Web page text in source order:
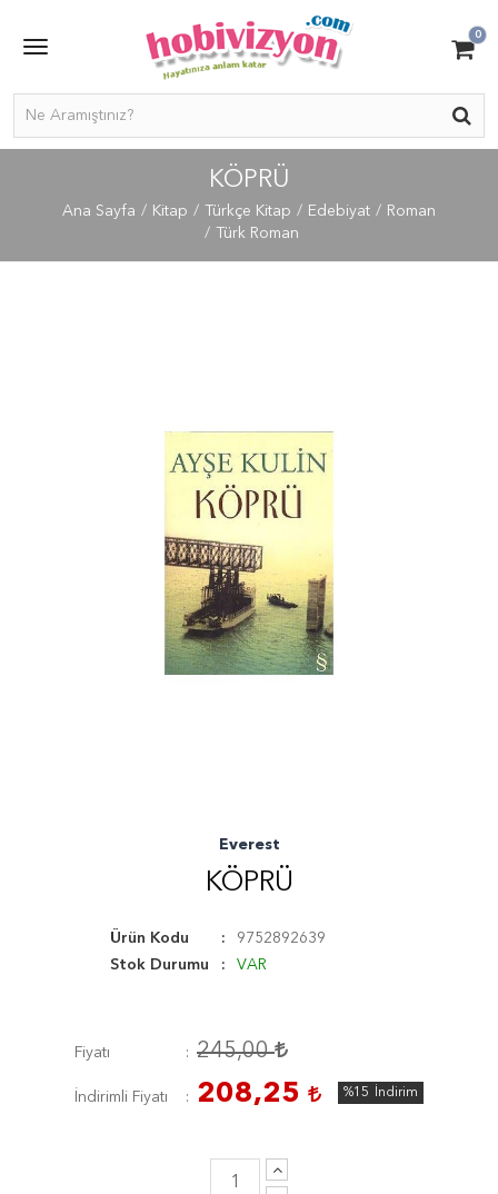
0
KÖPRÜ
Ana Sayfa Kitap Türkçe Kitap Edebiyat
Roman
Türk Roman
Everest
KÖPRÜ
Ürün Kodu
9752892639
Stok Durumu
VAR
Fiyatı 245,00
İndirimli Fiyatı 208,25 %15 İndirim